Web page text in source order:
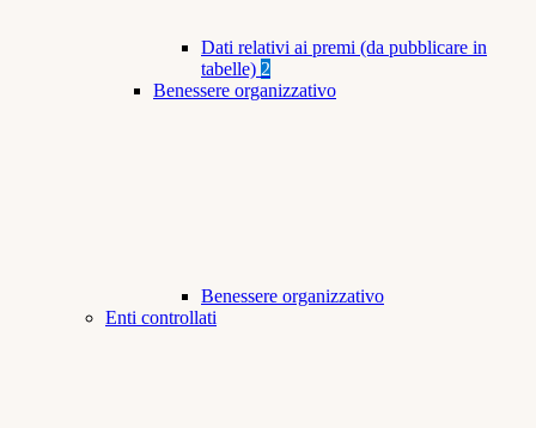
Dati relativi ai premi (da pubblicare in
tabelle) 2
Benessere organizzativo
Benessere organizzativo
Enti controllati